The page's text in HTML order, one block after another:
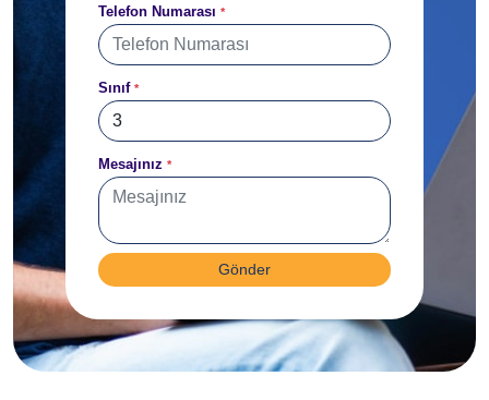
Telefon Numarası *
Sınıf *
Mesajınız *
Gönder